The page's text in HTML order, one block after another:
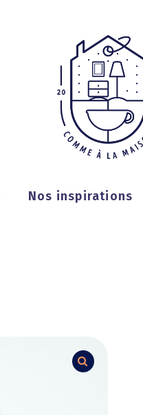
Nos inspirations